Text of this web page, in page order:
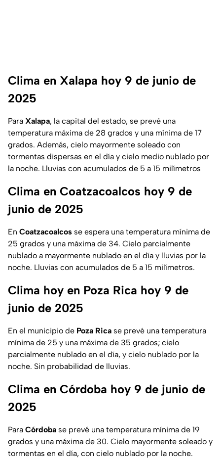
Clima en Xalapa hoy 9 de junio de
2025
Para Xalapa, la capital del estado, se prevé una
temperatura máxima de 28 grados y una mínima de 17
grados. Además, cielo mayormente soleado con
tormentas dispersas en el día y cielo medio nublado por
la noche. Lluvias con acumulados de 5 a 15 milímetros
Clima en Coatzacoalcos hoy 9 de
junio de 2025
En Coatzacoalcos se espera una temperatura mínima de
25 grados y una máxima de 34. Cielo parcialmente
nublado a mayormente nublado en el día y lluvias por la
noche. Lluvias con acumulados de 5 a 15 milímetros.
Clima hoy en Poza Rica hoy 9 de
junio de 2025
En el municipio de Poza Rica se prevé una temperatura
mínima de 25 y una máxima de 35 grados; cielo
parcialmente nublado en el día, y cielo nublado por la
noche. Sin probabilidad de lluvias.
Clima en Córdoba hoy 9 de junio de
2025
Para Córdoba se prevé una temperatura mínima de 19
grados y una máxima de 30. Cielo mayormente soleado y
tormentas en el día, con cielo nublado por la noche.